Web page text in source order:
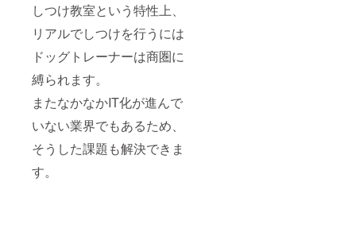
しつけ教室という特性上、
リアルでしつけを行うには
ドッグトレーナーは商圏に
縛られます。
またなかなかIT化が進んで
いない業界でもあるため、
そうした課題も解決できま
す。